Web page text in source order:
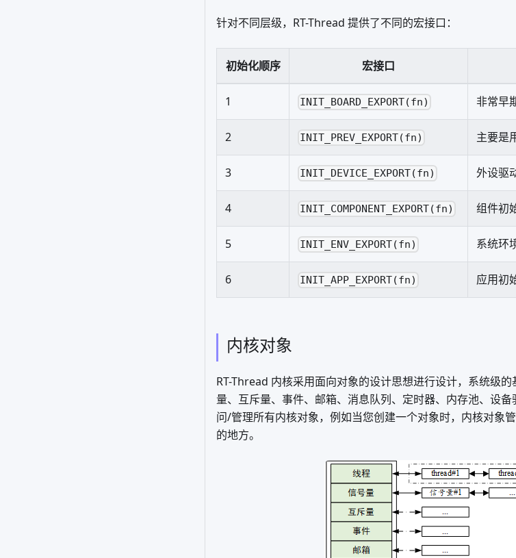
针对不同层级，RT-Thread 提供了不同的宏接口：
初始化顺序 宏接口
1 INIT_BOARD_EXPORT(fn) 非常早
2 INIT_PREV_EXPORT(fn) 主要是
3 INIT_DEVICE_EXPORT(fn) 外设驱
4 INIT_COMPONENT_EXPORT(fn) 组件初
5 INIT_ENV_EXPORT(fn) 系统环
6 INIT_APP_EXPORT(fn) 应用初
内核对象
RT-Thread 内核采用面向对象的设计思想进行设计，系统级
量、互斥量、事件、邮箱、消息队列、定时器、内存池、设
问/管理所有内核对象，例如当您创建一个对象时，内核对象
的地方。